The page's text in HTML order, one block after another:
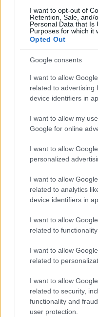
I want to opt-out of
Retention, Sale, and/
Personal Data that Is
Purposes for which it
Opted Out
Google consents
I want to allow
related to advertising
device identifiers in
I want to allow my
Google for online
I want to allow
personalized
I want to allow
related to analytics
device identifiers in
I want to allow
related to
I want to allow
related to
I want to allow
related to security,
functionality and
user protection.
Οι μαμάκηδες του
καθαρίζεις κάθε
που ντύνεσαι
ΓΙΑΝΝΗΣ
ΓΙΟΡΤΗ ΤΟΥ